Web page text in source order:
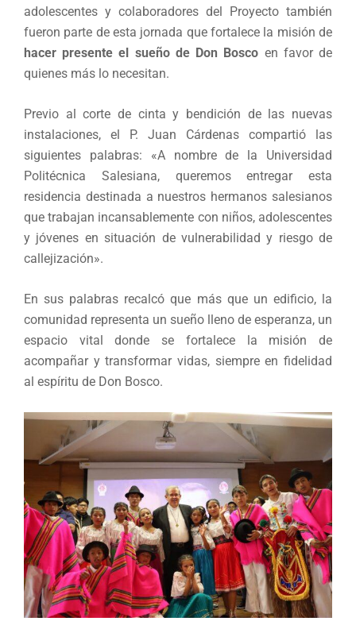
adolescentes y colaboradores del Proyecto también
fueron parte de esta jornada que fortalece la misión de
hacer presente el sueño de Don Bosco en favor de
quienes más lo necesitan.
Previo al corte de cinta y bendición de las nuevas
instalaciones, el P. Juan Cárdenas compartió las
siguientes palabras: «A nombre de la Universidad
Politécnica Salesiana, queremos entregar esta
residencia destinada a nuestros hermanos salesianos
que trabajan incansablemente con niños, adolescentes
y jóvenes en situación de vulnerabilidad y riesgo de
callejización».
En sus palabras recalcó que más que un edificio, la
comunidad representa un sueño lleno de esperanza, un
espacio vital donde se fortalece la misión de
acompañar y transformar vidas, siempre en fidelidad
al espíritu de Don Bosco.